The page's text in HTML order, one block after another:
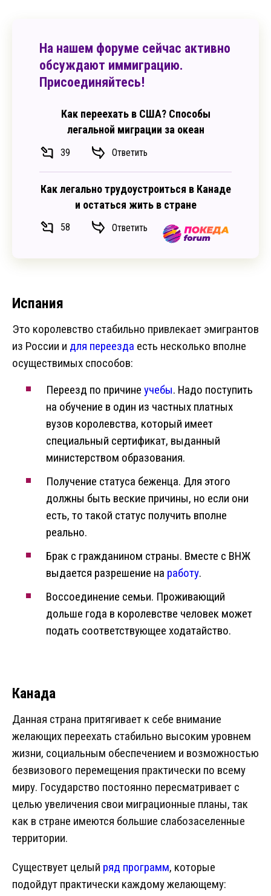
На нашем форуме сейчас активно
обсуждают иммиграцию.
Присоединяйтесь!
Как переехать в США? Способы
легальной миграции за океан
39 Ответить
Как легально трудоустроиться в Канаде
и остаться жить в стране
58 Ответить
Испания
Это королевство стабильно привлекает эмигрантов
из России и для переезда есть несколько вполне
осуществимых способов:
Переезд по причине учебы. Надо поступить
на обучение в один из частных платных
вузов королевства, который имеет
специальный сертификат, выданный
министерством образования.
Получение статуса беженца. Для этого
должны быть веские причины, но если они
есть, то такой статус получить вполне
реально.
Брак с гражданином страны. Вместе с ВНЖ
выдается разрешение на работу.
Воссоединение семьи. Проживающий
дольше года в королевстве человек может
подать соответствующее ходатайство.
Канада
Данная страна притягивает к себе внимание
желающих переехать стабильно высоким уровнем
жизни, социальным обеспечением и возможностью
безвизового перемещения практически по всему
миру. Государство постоянно пересматривает с
целью увеличения свои миграционные планы, так
как в стране имеются большие слабозаселенные
территории.
Существует целый ряд программ, которые
подойдут практически каждому желающему: